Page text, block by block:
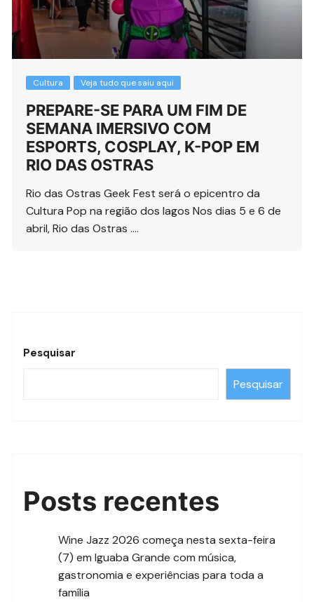
Cultura Veja tudo que saiu aqui
PREPARE-SE PARA UM FIM DE
SEMANA IMERSIVO COM
ESPORTS, COSPLAY, K-POP EM
RIO DAS OSTRAS
Rio das Ostras Geek Fest será o epicentro da
Cultura Pop na região dos lagos Nos dias 5 e 6 de
abril, Rio das Ostras ….
Pesquisar
Pesquisar
Posts recentes
Wine Jazz 2026 começa nesta sexta-feira
(7) em Iguaba Grande com música,
gastronomia e experiências para toda a
família